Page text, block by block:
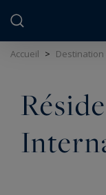
Accueil > Destination